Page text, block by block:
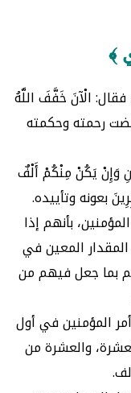
﴾
‏‏الْآنَ خَفَّفَ اللَّهُ
رحمته وحكمته
وَإِنْ يَكُنْ مِنْكُمْ أَلْفٌ
بعونه وتأييده‏.
بأنهم إذا
المعين في
بما جعل فيهم من
المؤمنين في أول
والعشرة من